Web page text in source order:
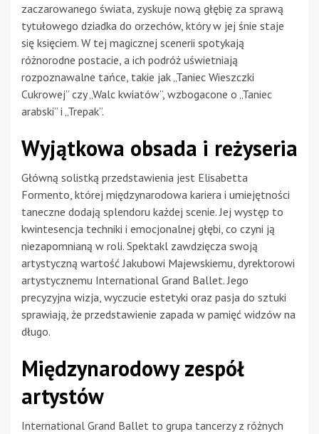
zaczarowanego świata, zyskuje nową głębię za sprawą
tytułowego dziadka do orzechów, który w jej śnie staje
się księciem. W tej magicznej scenerii spotykają
różnorodne postacie, a ich podróż uświetniają
rozpoznawalne tańce, takie jak „Taniec Wieszczki
Cukrowej” czy „Walc kwiatów”, wzbogacone o „Taniec
arabski” i „Trepak”.
Wyjątkowa obsada i reżyseria
Główną solistką przedstawienia jest Elisabetta
Formento, której międzynarodowa kariera i umiejętności
taneczne dodają splendoru każdej scenie. Jej występ to
kwintesencja techniki i emocjonalnej głębi, co czyni ją
niezapomnianą w roli. Spektakl zawdzięcza swoją
artystyczną wartość Jakubowi Majewskiemu, dyrektorowi
artystycznemu International Grand Ballet. Jego
precyzyjna wizja, wyczucie estetyki oraz pasja do sztuki
sprawiają, że przedstawienie zapada w pamięć widzów na
długo.
Międzynarodowy zespół
artystów
International Grand Ballet to grupa tancerzy z różnych